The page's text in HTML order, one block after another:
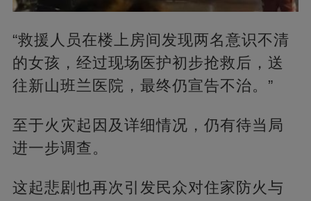
“救援人员在楼上房间发现两名意识不清
的女孩，经过现场医护初步抢救后，送
往新山班兰医院，最终仍宣告不治。”
至于火灾起因及详细情况，仍有待当局
进一步调查。
这起悲剧也再次引发民众对住家防火与